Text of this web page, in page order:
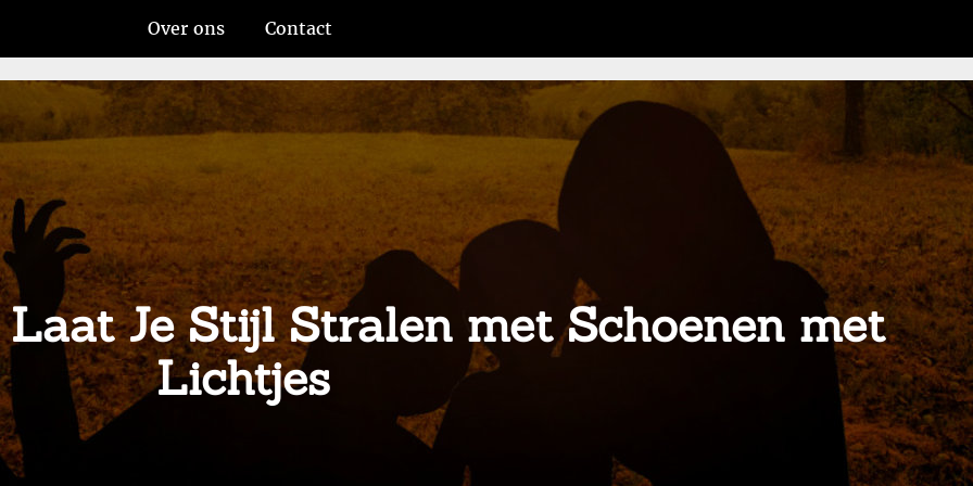
Over ons Contact
Je Stijl Stralen met Schoenen met
Lichtjes